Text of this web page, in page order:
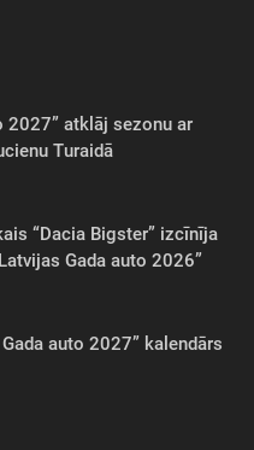
2027” atklāj sezonu ar
Turaidā
“Dacia Bigster” izcīnīja
Gada auto 2026”
auto 2027” kalendārs